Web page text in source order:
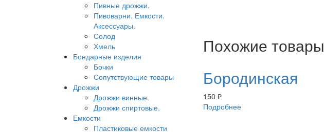
Пивные дрожжи.
Пивоварни. Емкости.
Аксессуары.
Солод
Хмель
Бондарные изделия
Бочки
Сопутствующие товары
Дрожжи
Дрожжи винные.
Дрожжи спиртовые.
Емкости
Пластиковые емкости
Похожие товары
Бородинская
150 ₽
Подробнее